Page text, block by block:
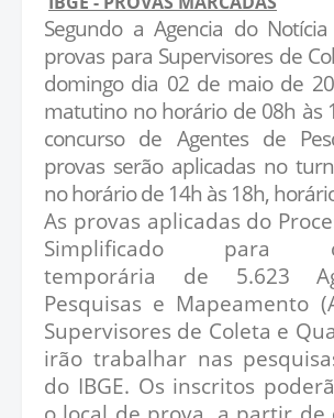
Segundo a Agencia do
provas para Supervisores de
domingo dia 02 de maio de
matutino no horário de 08h às
concurso de Agentes de
provas serão aplicadas no
no horário de 14h às 18h,
As provas aplicadas do
Simplificado para
temporária de 5.623
Pesquisas e Mapeamento
Supervisores de Coleta e
irão trabalhar nas
do IBGE. Os inscritos